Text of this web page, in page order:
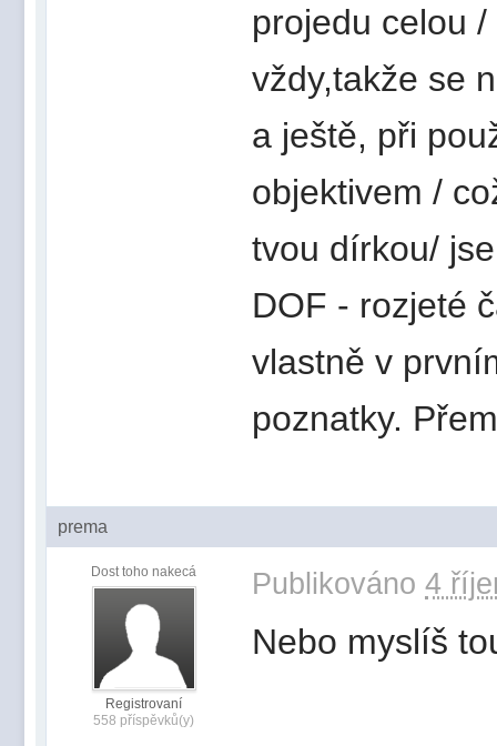
projedu celou
vždy,takže se
a ještě, při
objektivem /
tvou dírkou/
DOF - rozjeté
vlastně v
poznatky.
prema
Dost toho nakecá
Registrovaní
558 příspěvků(y)
Publikováno 4
Nebo myslíš